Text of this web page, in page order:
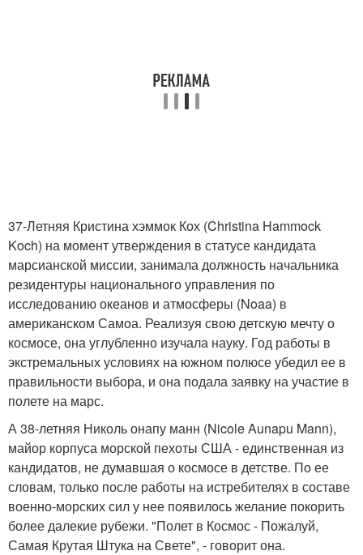
37-Летняя Кристина хэммок Кох (Christina Hammock
Koch) на момент утверждения в статусе кандидата
марсианской миссии, занимала должность начальника
резидентуры национального управления по
исследованию океанов и атмосферы (Noaa) в
американском Самоа. Реализуя свою детскую мечту о
космосе, она углубленно изучала науку. Год работы в
экстремальных условиях на южном полюсе убедил ее в
правильности выбора, и она подала заявку на участие в
полете на марс.
А 38-летняя Николь онапу манн (Nicole Aunapu Mann),
майор корпуса морской пехоты США - единственная из
кандидатов, не думавшая о космосе в детстве. По ее
словам, только после работы на истребителях в составе
военно-морских сил у нее появилось желание покорить
более далекие рубежи. "Полет в Космос - Пожалуй,
Самая Крутая Штука на Свете", - говорит она.